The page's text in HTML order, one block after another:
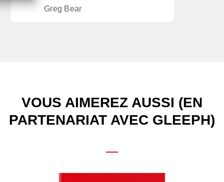
Greg Bear
VOUS AIMEREZ AUSSI (EN
PARTENARIAT AVEC GLEEPH)